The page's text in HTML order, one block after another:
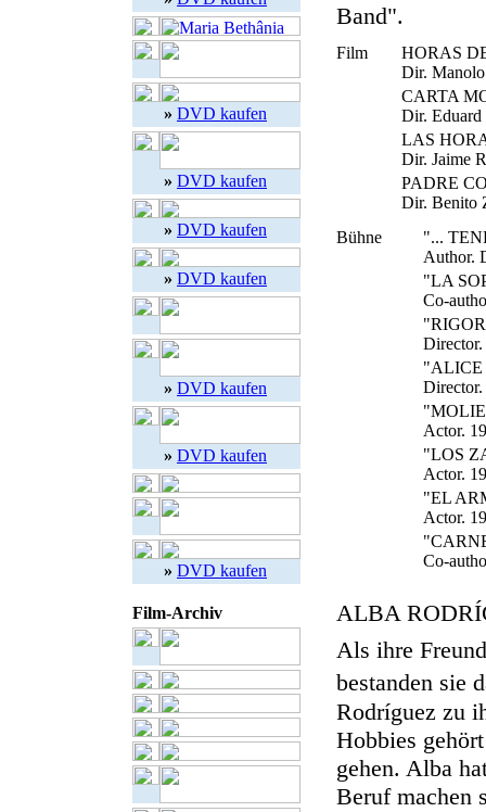
» DVD kaufen
» DVD kaufen
» DVD kaufen
» DVD kaufen
» DVD kaufen
» DVD kaufen
» DVD kaufen
Film-Archiv
Band".
Film
HORAS
Dir.
CARTA
Dir.
LAS
Dir. Jaime
PADRE
Dir. Benito
Bühne
"...
Author.
"LA
Co-
Actor.
"LOS
Actor.
"EL
Actor.
Co-
ALBA
Als ihre
bestanden sie
Rodríguez zu
Hobbies
gehen. Alba
Beruf machen